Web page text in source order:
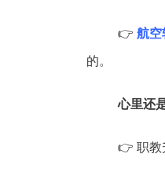
👉 航空
的。
心里还
👉 职教